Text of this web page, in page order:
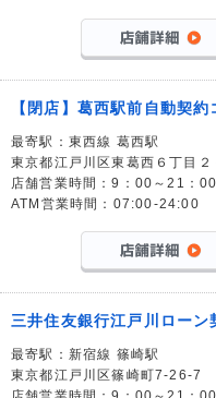
【閉店】葛西駅前自動契約
最寄駅：東西線 葛西駅
東京都江戸川区東葛西６丁目
店舗営業時間：9：00～21：
ATM営業時間：07:00-24:00
三井住友銀行江戸川ローン
最寄駅：新宿線 篠崎駅
東京都江戸川区篠崎町7-26-7